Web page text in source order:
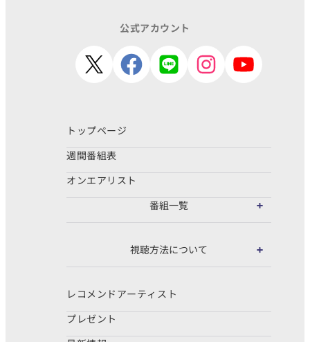
公式アカウント
トップページ
週間番組表
オンエアリスト
番組一覧
視聴方法について
レコメンドアーティスト
プレゼント